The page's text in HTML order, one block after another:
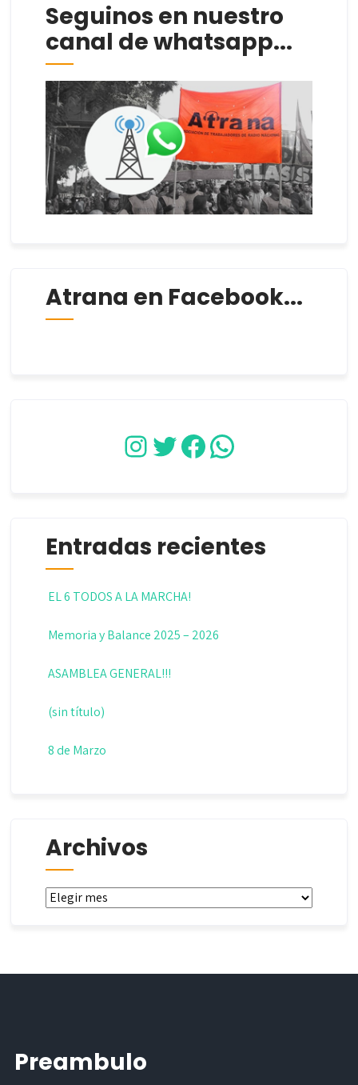
Seguinos en nuestro
canal de whatsapp...
Atrana en Facebook...
Instagram
Twitter
Facebook
WhatsApp
Entradas recientes
EL 6 TODOS A LA MARCHA!
Memoria y Balance 2025 – 2026
ASAMBLEA GENERAL!!!
(sin título)
8 de Marzo
Archivos
Archivos
Preambulo